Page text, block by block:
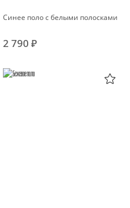
Синее поло с белыми полосками
2 790 ₽